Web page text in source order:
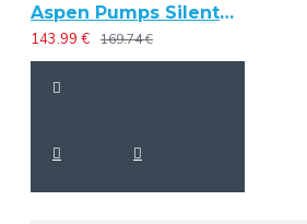
Aspen Pumps Silent+ Mini Lime be lovelio kondicionieriaus drenažinis siurbliukas
143.99 € 169.74 €